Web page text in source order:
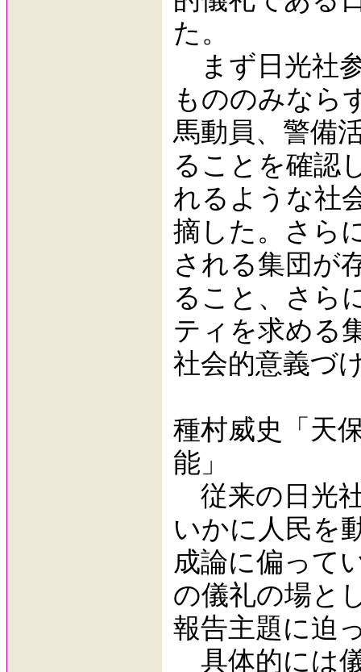
た。
まず日光社
もののみなら
馬動員、警備
ることを確認
れるような社
摘した。さら
される集団が
ること、さら
ティを求める
社会的意義づ
種村威史「天
能」
従来の日光
いかに人民を
成論に偏って
の儀礼の場と
報告主題に迫
具体的には